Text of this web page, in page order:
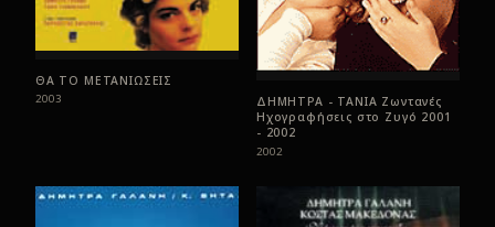
ΘΑ ΤΟ ΜΕΤΑΝΙΩΣΕΙΣ
2003
ΔΗΜΗΤΡΑ - ΤΑΝΙΑ Ζωντανές
Ηχογραφήσεις στο Ζυγό 2001
- 2002
2002